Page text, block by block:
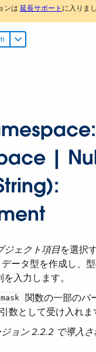
ンは 延長サポート に入りまし
|
ジェクト項目を選択
データ型を作成し、型
入力します。
mask 関数の一部のバ
引数として受け入れま
ョン 2.2.2 で導入さ